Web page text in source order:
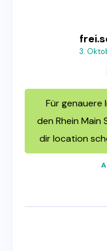
3.
Für genauere
den Rhein Main
dir location